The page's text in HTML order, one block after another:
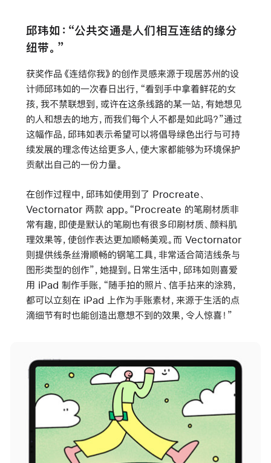
邱玮如：“公共交通是人们相互连结的缘分
纽带。”
获奖作品《连结你我》的创作灵感来源于现居苏州的设
计师邱玮如的一次春日出行，“看到手中拿着鲜花的女
孩，我不禁联想到，或许在这条线路的某一站，有她想见
的人和想去的地方，而我们每个人不都是如此吗？”通过
这幅作品，邱玮如表示希望可以将倡导绿色出行与可持
续发展的理念传达给更多人，使大家都能够为环境保护
贡献出自己的一份力量。
在创作过程中，邱玮如使用到了 Procreate、
Vectornator 两款 app。“Procreate 的笔刷材质非
常有趣，即使是默认的笔刷也有很多印刷材质、颜料肌
理效果等，使创作表达更加顺畅美观。而 Vectornator
则提供线条丝滑顺畅的钢笔工具，非常适合简洁线条与
图形类型的创作”，她提到。日常生活中，邱玮如则喜爱
用 iPad 制作手账，“随手拍的照片、信手拈来的涂鸦，
都可以立刻在 iPad 上作为手账素材，来源于生活的点
滴细节有时也能创造出意想不到的效果，令人惊喜！”